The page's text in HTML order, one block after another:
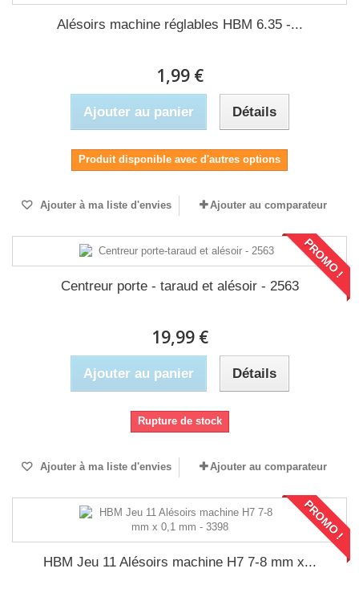
Alésoirs machine réglables HBM 6.35 -...
1,99 €
Ajouter au panier Détails
Produit disponible avec d'autres options
Ajouter à ma liste d'envies Ajouter au comparateur
PROMO !
Centreur porte - taraud et alésoir - 2563
19,99 €
Ajouter au panier Détails
Rupture de stock
Ajouter à ma liste d'envies Ajouter au comparateur
PROMO !
HBM Jeu 11 Alésoirs machine H7 7-8 mm x...